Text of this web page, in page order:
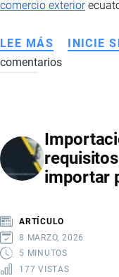
comercio exterior
LEE MÁS SOBRE
Y
MOTOS
A
IMPUESTOS
Y
LOGÍSTICA
INICIE
comentarios
importar
ARTÍCULO
8 MARZO, 2026
5 MINUTOS
177 VISTAS